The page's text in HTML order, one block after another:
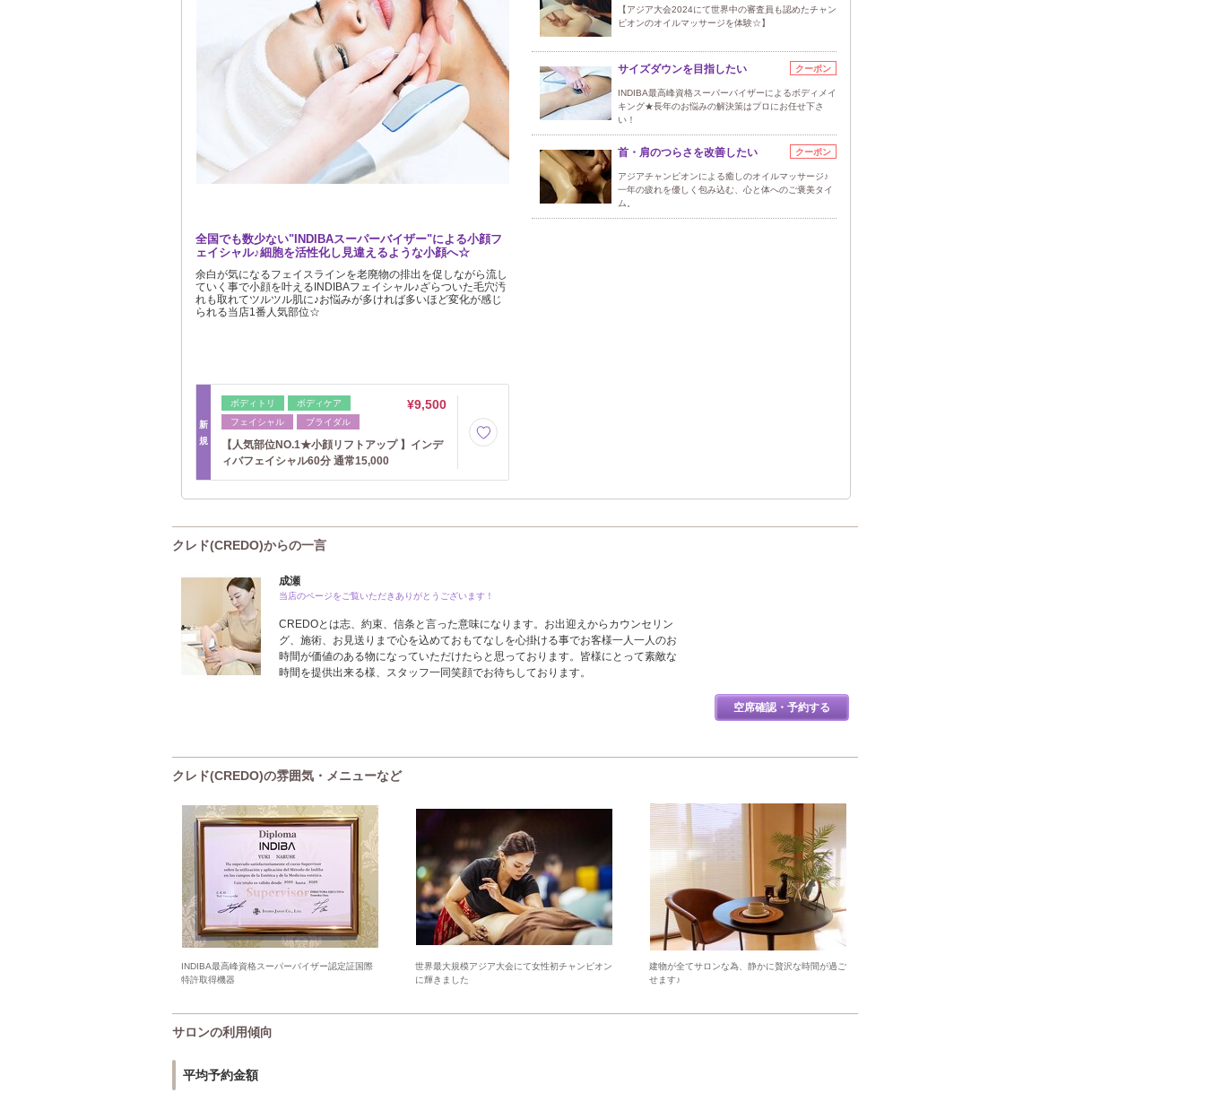
全国でも数少ない"INDIBAスーパーバイザー"による小顔フ
ェイシャル♪細胞を活性化し見違えるような小顔へ☆
余白が気になるフェイスラインを老廃物の排出を促しながら流し
ていく事で小顔を叶えるINDIBAフェイシャル♪ざらついた毛穴汚
れも取れてツルツル肌に♪お悩みが多ければ多いほど変化が感じ
られる当店1番人気部位☆
新
規
ボディトリ
ボディケア
フェイシャル
ブライダル
¥9,500
【人気部位NO.1★小顔リフトアップ 】インデ
ィバフェイシャル60分 通常15,000
【アジア大会2024にて世界中の審査員も認めたチャン
ピオンのオイルマッサージを体験☆】
サイズダウンを目指したい クーポン
INDIBA最高峰資格スーパーバイザーによるボディメイ
キング★長年のお悩みの解決策はプロにお任せ下さ
い！
首・肩のつらさを改善したい クーポン
アジアチャンピオンによる癒しのオイルマッサージ♪
一年の疲れを優しく包み込む、心と体へのご褒美タイ
ム。
クレド(CREDO)からの一言
成瀬
当店のページをご覧いただきありがとうございます！
CREDOとは志、約束、信条と言った意味になります。お出迎えからカウンセリン
グ、施術、お見送りまで心を込めておもてなしを心掛ける事でお客様一人一人のお
時間が価値のある物になっていただけたらと思っております。皆様にとって素敵な
時間を提供出来る様、スタッフ一同笑顔でお待ちしております。
空席確認・予約する
クレド(CREDO)の雰囲気・メニューなど
INDIBA最高峰資格スーパーバイザー認定証国際
特許取得機器
世界最大規模アジア大会にて女性初チャンピオン
に輝きました
建物が全てサロンな為、静かに贅沢な時間が過ご
せます♪
サロンの利用傾向
平均予約金額